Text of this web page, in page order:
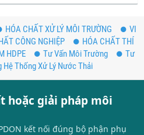
HÓA CHẤT XỬ LÝ MÔI TRƯỜNG
VI
CÔNG NGHIỆP
HÓA CHẤT THÍ
HDPE Tư Vấn Môi Trường
Tư
Hệ Thống Xử Lý Nước Thải
hoặc giải pháp môi
kết nối đúng bộ phận phụ